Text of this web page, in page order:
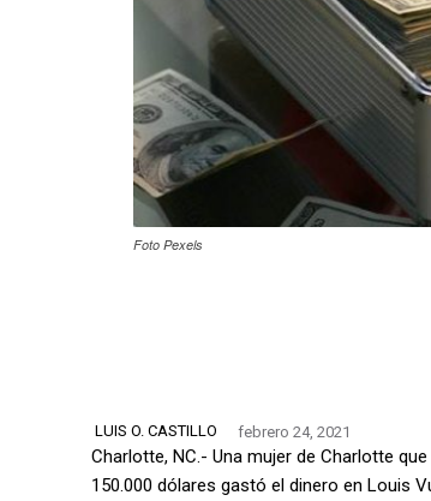
Foto Pexels
LUIS O. CASTILLO febrero 24, 2021
Charlotte, NC.- Una mujer de Charlotte
150.000 dólares gastó el dinero en Louis